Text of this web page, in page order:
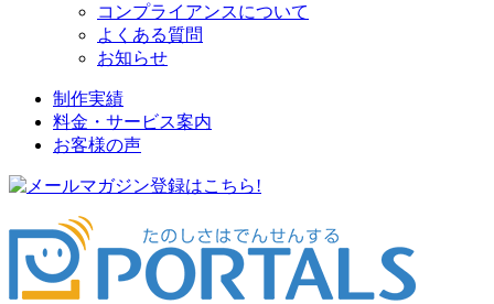
コンプライアンスについて
よくある質問
お知らせ
制作実績
料金・サービス案内
お客様の声